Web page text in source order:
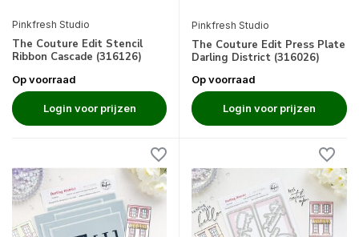
Pinkfresh Studio
The Couture Edit Stencil
Ribbon Cascade (316126)
Op voorraad
Login voor prijzen
Pinkfresh Studio
The Couture Edit Press Plate
Darling District (316026)
Op voorraad
Login voor prijzen